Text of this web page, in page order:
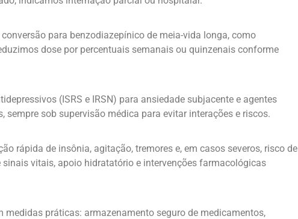
para benzodiazepínico de meia-vida longa, como
dose por percentuais semanais ou quinzenais conforme
(ISRS e IRSN) para ansiedade subjacente e agentes
sob supervisão médica para evitar interações e riscos.
rápida de insônia, agitação, tremores e, em casos severos, risco de
vitais, apoio hidratatório e intervenções farmacológicas
práticas: armazenamento seguro de medicamentos,